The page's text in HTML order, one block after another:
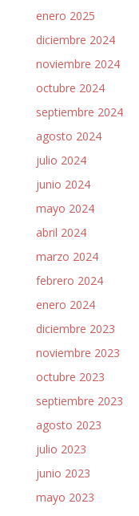
enero 2025
diciembre 2024
noviembre 2024
octubre 2024
septiembre 2024
agosto 2024
julio 2024
junio 2024
mayo 2024
abril 2024
marzo 2024
febrero 2024
enero 2024
diciembre 2023
noviembre 2023
octubre 2023
septiembre 2023
agosto 2023
julio 2023
junio 2023
mayo 2023